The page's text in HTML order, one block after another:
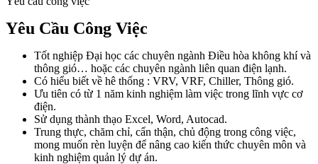
Yêu Cầu Công Việc
Tốt nghiệp Đại học các chuyên ngành Điều hòa không khí và
thông gió… hoặc các chuyên ngành liên quan điện lạnh.
Có hiểu biết về hê thống : VRV, VRF, Chiller, Thông gió.
Ưu tiên có từ 1 năm kinh nghiệm làm việc trong lĩnh vực cơ
điện.
Sử dụng thành thạo Excel, Word, Autocad.
Trung thực, chăm chỉ, cẩn thận, chủ động trong công việc,
mong muốn rèn luyện để nâng cao kiến thức chuyên môn và
kinh nghiệm quản lý dự án.